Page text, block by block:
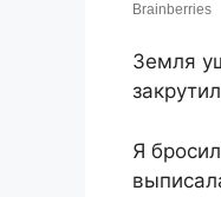
Земля
Я